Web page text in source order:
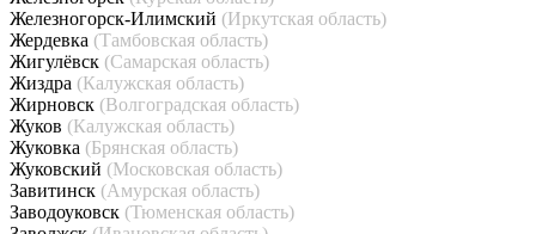
Железногорск-Илимский (Иркутская область)
Жердевка (Тамбовская область)
Жигулёвск (Самарская область)
Жиздра (Калужская область)
Жирновск (Волгоградская область)
Жуков (Калужская область)
Жуковка (Брянская область)
Жуковский (Московская область)
Завитинск (Амурская область)
Заводоуковск (Тюменская область)